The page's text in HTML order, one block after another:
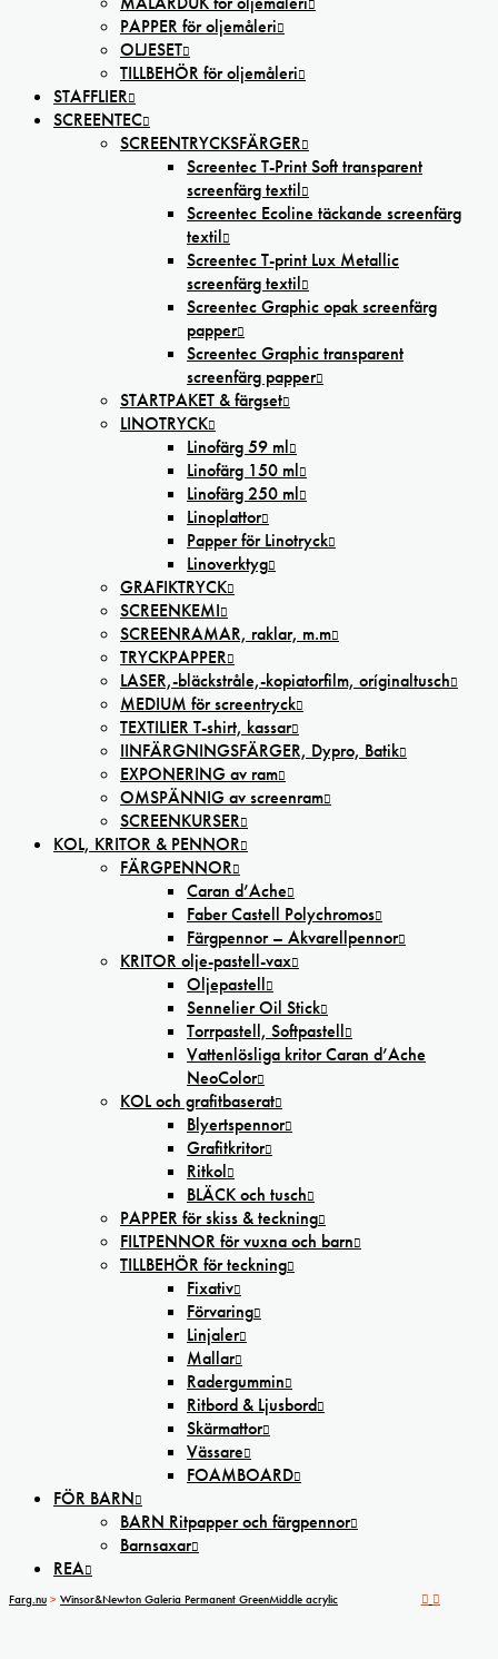
PAPPER för oljemåleri
OLJESET
TILLBEHÖR för oljemåleri
STAFFLIER
SCREENTEC
SCREENTRYCKSFÄRGER
Screentec T-Print Soft transparent
screenfärg textil
Screentec Ecoline täckande screenfärg
textil
Screentec T-print Lux Metallic
screenfärg textil
Screentec Graphic opak screenfärg
papper
Screentec Graphic transparent
screenfärg papper
STARTPAKET & färgset
LINOTRYCK
Linofärg 59 ml
Linofärg 150 ml
Linofärg 250 ml
Linoplattor
Papper för Linotryck
Linoverktyg
GRAFIKTRYCK
SCREENKEMI
SCREENRAMAR, raklar, m.m
TRYCKPAPPER
LASER,-bläckstråle,-kopiatorfilm, oríginaltusch
MEDIUM för screentryck
TEXTILIER T-shirt, kassar
IINFÄRGNINGSFÄRGER, Dypro, Batik
EXPONERING av ram
OMSPÄNNIG av screenram
SCREENKURSER
KOL, KRITOR & PENNOR
FÄRGPENNOR
Caran d’Ache
Faber Castell Polychromos
Färgpennor – Akvarellpennor
KRITOR olje-pastell-vax
Oljepastell
Sennelier Oil Stick
Torrpastell, Softpastell
Vattenlösliga kritor Caran d’Ache
NeoColor
KOL och grafitbaserat
Blyertspennor
Grafitkritor
Ritkol
BLÄCK och tusch
PAPPER för skiss & teckning
FILTPENNOR för vuxna och barn
TILLBEHÖR för teckning
Fixativ
Förvaring
Linjaler
Mallar
Radergummin
Ritbord & Ljusbord
Skärmattor
Vässare
FOAMBOARD
FÖR BARN
BARN Ritpapper och färgpennor
Barnsaxar
REA
Farg.nu > Winsor&Newton Galeria Permanent GreenMiddle acrylic